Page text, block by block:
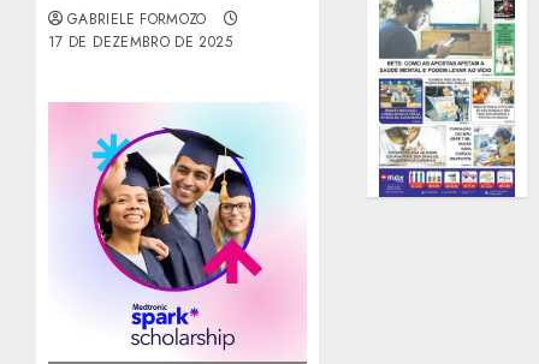
GABRIELE FORMOZO
17 DE DEZEMBRO DE 2025